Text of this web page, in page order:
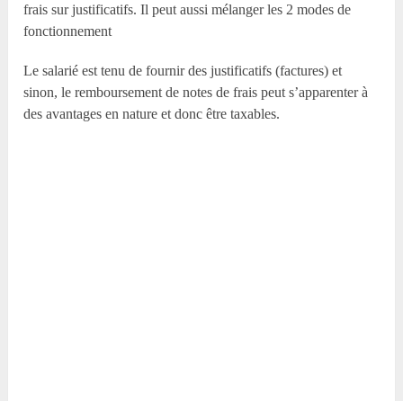
frais sur justificatifs. Il peut aussi mélanger les 2 modes de
fonctionnement
Le salarié est tenu de fournir des justificatifs (factures) et
sinon, le remboursement de notes de frais peut s’apparenter à
des avantages en nature et donc être taxables.